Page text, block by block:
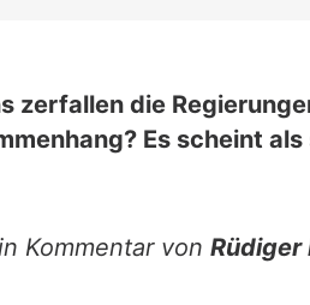
zerfallen die
Es scheint
Kommentar von Rüdiger